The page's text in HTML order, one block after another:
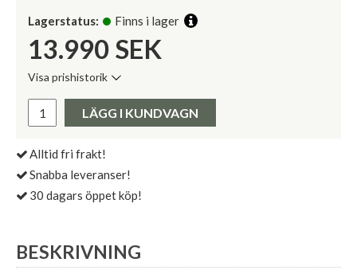
Lagerstatus: Finns i lager
13.990 SEK
Visa prishistorik
Pris:
LÄGG I KUNDVAGN
Alltid fri frakt!
Snabba leveranser!
30 dagars öppet köp!
BESKRIVNING